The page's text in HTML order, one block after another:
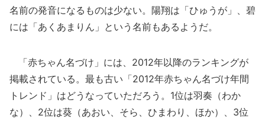
名前の発音になるものは少ない。陽翔は「ひゅうが」、碧
には「あくあまりん」という名前もあるようだ。
「赤ちゃん名づけ」には、2012年以降のランキングが
掲載されている。最も古い「2012年赤ちゃん名づけ年間
トレンド」はどうなっていただろう。1位は羽奏（わか
な）、2位は葵（あおい、そら、ひまわり、ほか）、3位